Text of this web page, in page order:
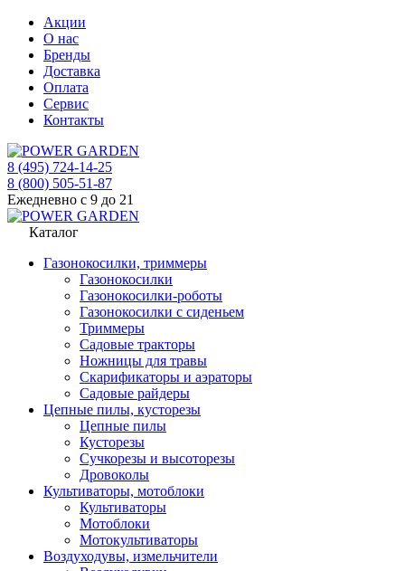
Акции
О нас
Бренды
Доставка
Оплата
Сервис
Контакты
8 (495) 724-14-25
8 (800) 505-51-87
Ежедневно с 9 до 21
Каталог
Газонокосилки, триммеры
Газонокосилки
Газонокосилки-роботы
Газонокосилки с сиденьем
Триммеры
Садовые тракторы
Ножницы для травы
Скарификаторы и аэраторы
Садовые райдеры
Цепные пилы, кусторезы
Цепные пилы
Кусторезы
Сучкорезы и высоторезы
Дровоколы
Культиваторы, мотоблоки
Культиваторы
Мотоблоки
Мотокультиваторы
Воздуходувы, измельчители